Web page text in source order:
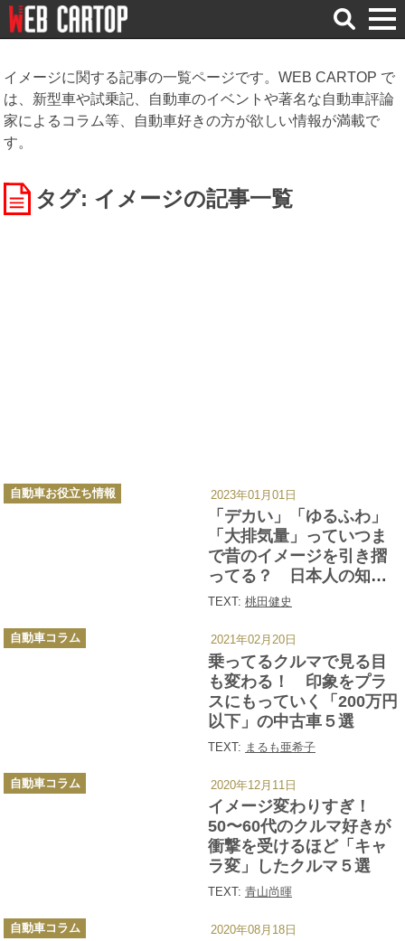
検
索
イメージに関する記事の一覧ページです。WEB CARTOP で
は、新型車や試乗記、自動車のイベントや著名な自動車評論
家によるコラム等、自動車好きの方が欲しい情報が満載で
す。
タグ: イメージの記事一覧
「デカい」「ゆるふわ」
「大排気量」っていつま
で昔のイメージを引き摺
ってる？ 日本人の知ら
ないイマドキのアメ車事
TEXT: 桃田健史
カ
テ
自動車お役立ち情報 2023年01月01日
乗ってるクルマで見る目
も変わる！ 印象をプラ
スにもっていく「200万円
以下」の中古車５選
TEXT: まるも亜希子
カ
テ
自動車コラム 2021年02月20日
イメージ変わりすぎ！
50〜60代のクルマ好きが
衝撃を受けるほど「キャ
ラ変」したクルマ５選
TEXT: 青山尚暉
カ
テ
自動車コラム 2020年12月11日
カ
テ
自動車コラム 2020年08月18日